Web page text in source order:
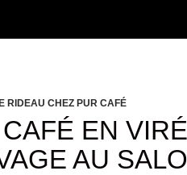
RIDEAU CHEZ PUR CAFÉ
EN
AU